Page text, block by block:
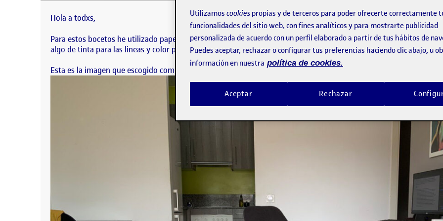
grandes y quiero probar con algo de tinta para las lineas y color para algunos objetos. Esta es la
Hola a todxs,
Para estos bocetos he utilizado papel para esbozos Din-A4 y un portaminas 0,5mm. Para la realización final
algo de tinta para las lineas y color para algunos objetos.
Esta es la imagen que escogido como referencia. El objeto elegido será la silla giratoria con una persona sentada
Utilizamos cookies propias y de terceros para poder ofrecerte correctamente
funcionalidades del sitio web, con fines analíticos y para mostrarte publicidad
personalizada de acuerdo con un perfil elaborado a partir de tus hábitos de
Puedes aceptar, rechazar o configurar tus preferencias haciendo clic abajo, u
información en nuestra política de cookies.
Rechazar
Aceptar